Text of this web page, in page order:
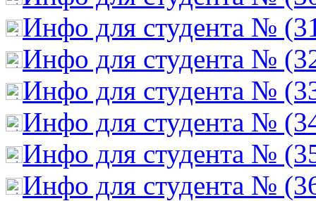
Инфо для студента №
Инфо для студента №
Инфо для студента №
Инфо для студента №
Инфо для студента №
Инфо для студента №